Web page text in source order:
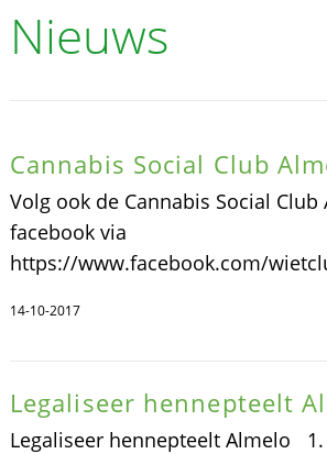
Nieuws
Cannabis Social Club
Volg ook de Cannabis Social Club
facebook via
https://www.facebook.com/
14-10-2017
Legaliseer hennepteelt
Legaliseer hennepteelt Almelo